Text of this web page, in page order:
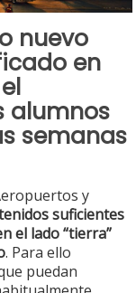
nuevo
en
alumnos
semanas
y
suficientes
el lado “tierra”
. Para ello
puedan